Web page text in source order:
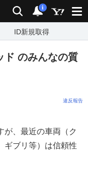
検索 通知
i
ID新規取得
ド のみんなの質
違反報告
が、最近の車両（ク
ギブリ等）は信頼性